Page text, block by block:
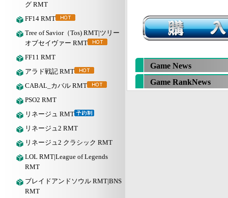
グ RMT
FF14 RMT
Tree of Savior（Tos) RMT|ツリー
オブセイヴァー RMT
FF11 RMT
アラド戦記 RMT
CABAL_カバル RMT
PSO2 RMT
リネージュ RMT
リネージュ2 RMT
リネージュ2 クラシック RMT
LOL RMT|League of Legends
RMT
ブレイドアンドソウル RMT|BNS
RMT
Game News
Game RankNews